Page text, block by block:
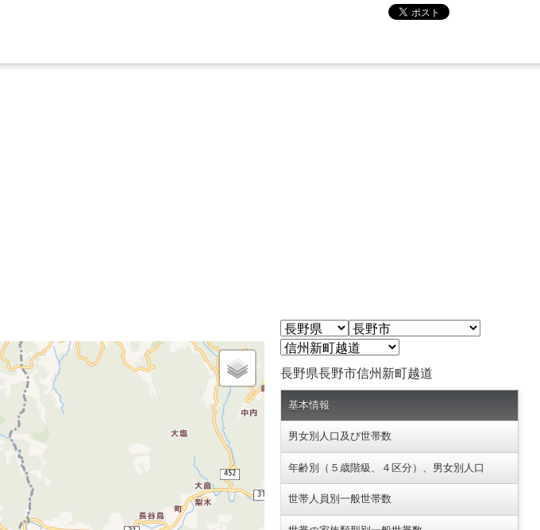
長野県長野市信州新町越道
基本情報
男女別人口及び世帯数
年齢別（５歳階級、４区分）、男女別人口
世帯人員別一般世帯数